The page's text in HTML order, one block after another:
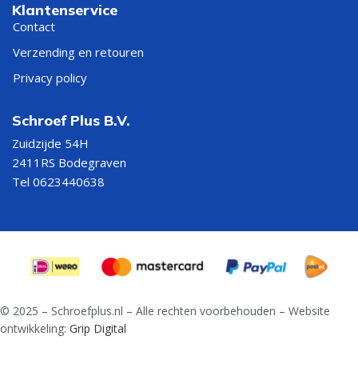
Klantenservice
Contact
Verzending en retouren
Privacy policy
Schroef Plus B.V.
Zuidzijde 54H
2411RS Bodegraven
Tel 0623440638
© 2025 – Schroefplus.nl – Alle rechten voorbehouden – Website
ontwikkeling: Grip Digital